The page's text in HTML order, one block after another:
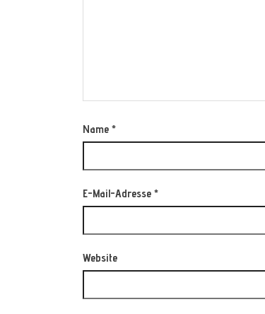
Name *
E-Mail-Adresse *
Website